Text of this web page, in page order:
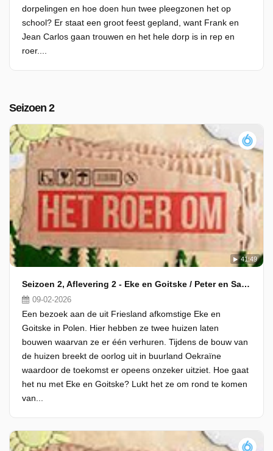
dorpelingen en hoe doen hun twee pleegzonen het op
school? Er staat een groot feest gepland, want Frank en
Jean Carlos gaan trouwen en het hele dorp is in rep en
roer....
Seizoen 2
41:49
Seizoen 2, Aflevering 2 - Eke en Goitske / Peter en Sandia
09-02-2026
Een bezoek aan de uit Friesland afkomstige Eke en
Goitske in Polen. Hier hebben ze twee huizen laten
bouwen waarvan ze er één verhuren. Tijdens de bouw van
de huizen breekt de oorlog uit in buurland Oekraïne
waardoor de toekomst er opeens onzeker uitziet. Hoe gaat
het nu met Eke en Goitske? Lukt het ze om rond te komen
van...